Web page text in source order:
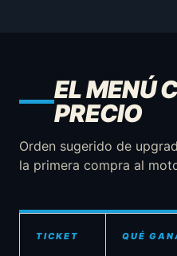
EL MENÚ
PRECIO
Orden sugerido de
la primera compra al
TICKET QUÉ